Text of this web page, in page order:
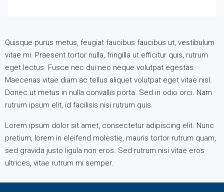
Quisque purus metus, feugiat faucibus faucibus ut, vestibulum
vitae mi. Praesent tortor nulla, fringilla ut efficitur quis, rutrum
eget lectus. Fusce nec dui nec neque volutpat egestas.
Maecenas vitae diam ac tellus aliquet volutpat eget vitae nisl.
Donec ut metus in nulla convallis porta. Sed in odio orci. Nam
rutrum ipsum elit, id facilisis nisi rutrum quis.
Lorem ipsum dolor sit amet, consectetur adipiscing elit. Nunc
pretium, lorem in eleifend molestie, mauris tortor rutrum quam,
sed gravida justo ligula non eros. Sed rutrum nisi vitae eros
ultrices, vitae rutrum mi semper.